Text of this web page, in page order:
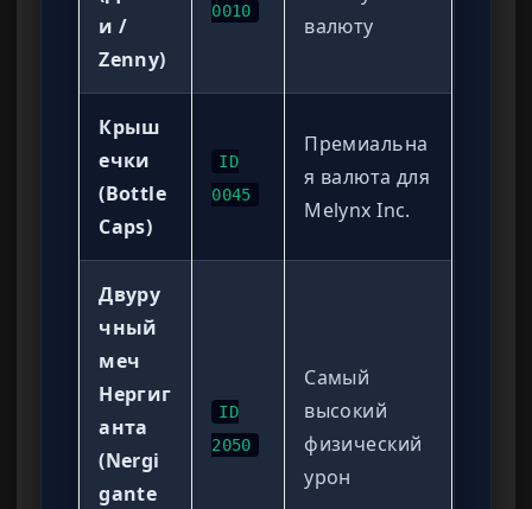
и /
Zenny)
0010
валюту
Крыш
ечки
(Bottle
Caps)
ID
0045
Премиальна
я валюта для
Melynx Inc.
Двуру
чный
меч
Нергиг
анта
(Nergi
gante
ID
2050
Самый
высокий
физический
урон